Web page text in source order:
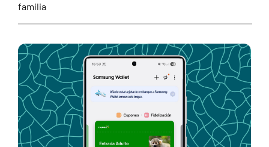
familia